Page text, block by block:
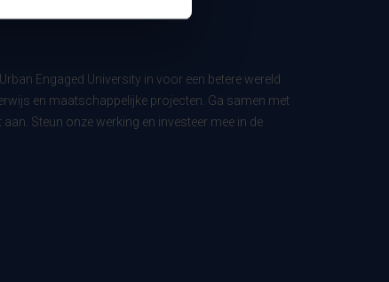
Engaged University in voor een betere wereld
en maatschappelijke projecten. Ga samen met
Steun onze werking en investeer mee in de